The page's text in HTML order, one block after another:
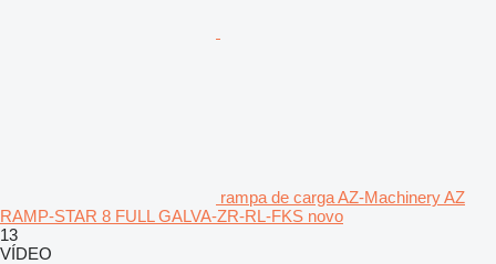
rampa de carga AZ-Machinery AZ
RAMP-STAR 8 FULL GALVA-ZR-RL-FKS novo
13
VÍDEO